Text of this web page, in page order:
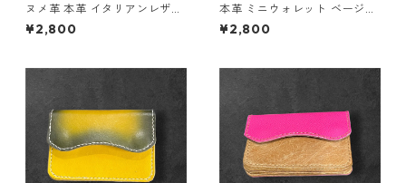
ヌメ革 本革 イタリアンレザー
ミニウォレット ブラウン ブラ
ック l131 革財布 ハンドメイド
¥2,800
本革 ミニウォレット ベージュ
イエロー l153 レザー 革財布
ハンドメイド
¥2,800